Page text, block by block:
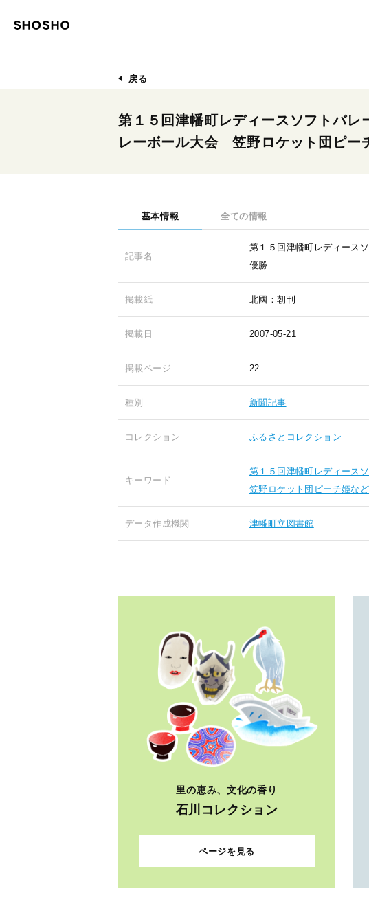
戻る
第１５回津幡町レディースソフトバ
レーボール大会 笠野ロケット団ピー
基本情報 全ての情報
記事名
第１５回津幡町レディース
優勝
掲載紙 北國：朝刊
掲載日 2007-05-21
掲載ページ 22
種別 新聞記事
コレクション ふるさとコレクション
キーワード
第１５回津幡町レディース
笠野ロケット団ピーチ姫な
データ作成機関 津幡町立図書館
里の恵み、文化の香り
石川コレクション
ページを見る